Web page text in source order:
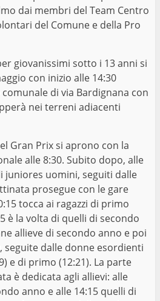
dai membri del Team Centro
del Comune e della Pro
giovanissimi sotto i 13 anni si
con inizio alle 14:30
di via Bardignana con
nei terreni adiacenti
Gran Prix si aprono con la
alle 8:30. Subito dopo, alle
juniores uomini, seguiti dalle
prosegue con le gare
tocca ai ragazzi di primo
è la volta di quelli di secondo
allieve di secondo anno e poi
seguite dalle donne esordienti
e di primo (12:21). La parte
è dedicata agli allievi: alle
anno e alle 14:15 quelli di